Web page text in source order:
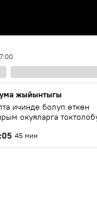
жыйынтыгы
ичинде болуп өткөн
окуяларга
45 мин